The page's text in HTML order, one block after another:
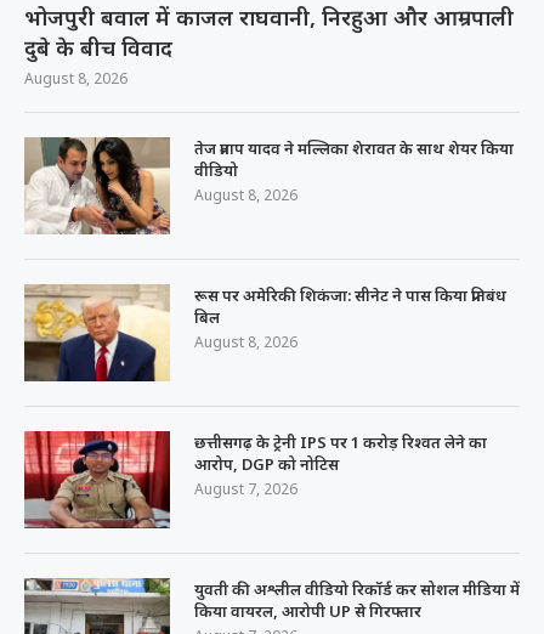
भोजपुरी बवाल में काजल राघवानी, निरहुआ और आम्रपाली
दुबे के बीच विवाद
August 8, 2026
तेज प्रताप यादव ने मल्लिका शेरावत के साथ शेयर किया
वीडियो
August 8, 2026
रूस पर अमेरिकी शिकंजा: सीनेट ने पास किया प्रतिबंध
बिल
August 8, 2026
छत्तीसगढ़ के ट्रेनी IPS पर 1 करोड़ रिश्वत लेने का
आरोप, DGP को नोटिस
August 7, 2026
युवती की अश्लील वीडियो रिकॉर्ड कर सोशल मीडिया में
किया वायरल, आरोपी UP से गिरफ्तार